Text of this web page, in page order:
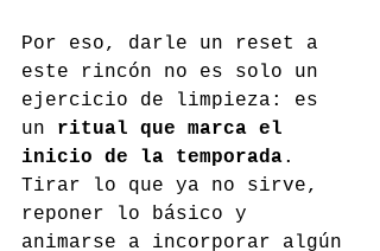
Por eso, darle un reset a
este rincón no es solo un
ejercicio de limpieza: es
un ritual que marca el
inicio de la temporada.
Tirar lo que ya no sirve,
reponer lo básico y
animarse a incorporar algún